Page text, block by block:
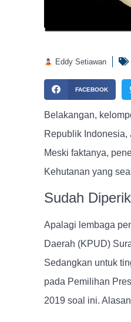
Eddy Setiawan
FACEBOOK
Belakangan,
Republik Indonesia,
Meski faktanya,
Kehutanan yang
Sudah
Apalagi lembaga
Daerah (KPUD)
Sedangkan untuk
pada Pemilihan
2019 soal ini.